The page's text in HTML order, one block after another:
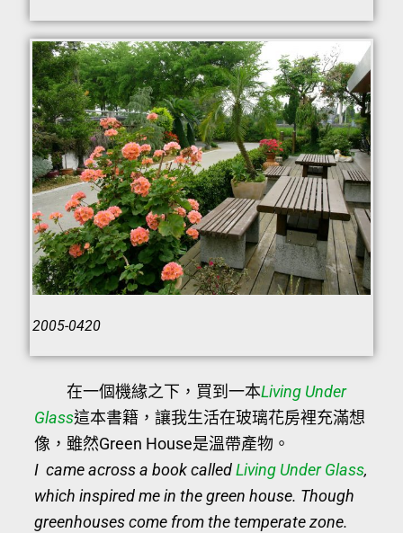
2005-0420
在一個機緣之下，買到一本Living Under
Glass這本書籍，讓我生活在玻璃花房裡充滿想
像，雖然Green House是溫帶產物。
I came across a book calledLiving Under Glass,
which inspired me in the green house. Though
greenhouses come from the temperate zone.